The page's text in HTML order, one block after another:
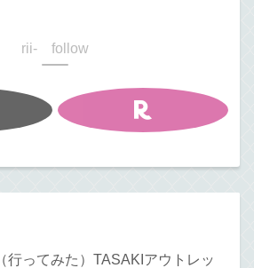
rii- follow
（行ってみた）TASAKIアウトレッ